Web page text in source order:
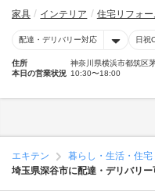
家具 インテリア 住宅リフォ
配達・デリバリー対応 日祝
住所
神奈川県横浜市都筑区
本日の営業状況 10:30〜18:00
エキテン 暮らし・生活・住宅
埼玉県深谷市に配達・デリバリ